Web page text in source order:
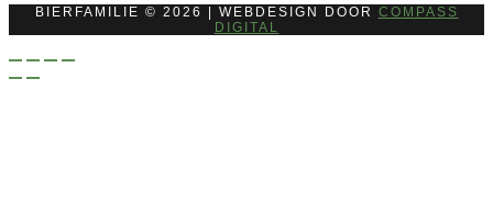
BIERFAMILIE © 2026 | WEBDESIGN DOOR COMPASS
DIGITAL